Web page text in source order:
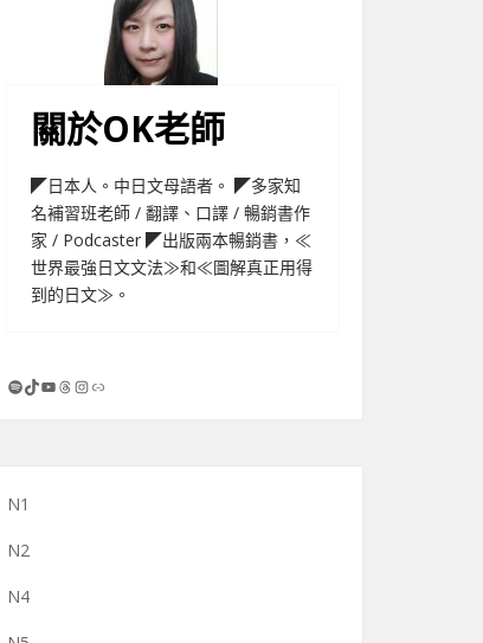
關於OK老師
◤日本人。中日文母語者。 ◤多家知
名補習班老師 / 翻譯、口譯 / 暢銷書作
家 / Podcaster ◤出版兩本暢銷書，≪
世界最強日文文法≫和≪圖解真正用得
到的日文≫。
Spotify
TikTok
YouTube
Threads
Instagram
連結
N1
N2
N4